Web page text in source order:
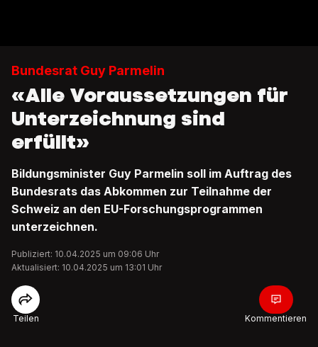
Bundesrat Guy Parmelin
«Alle Voraussetzungen für
Unterzeichnung sind
erfüllt»
Bildungsminister Guy Parmelin soll im Auftrag des
Bundesrats das Abkommen zur Teilnahme der
Schweiz an den EU-Forschungsprogrammen
unterzeichnen.
Publiziert: 10.04.2025 um 09:06 Uhr
Aktualisiert: 10.04.2025 um 13:01 Uhr
Teilen Kommentieren